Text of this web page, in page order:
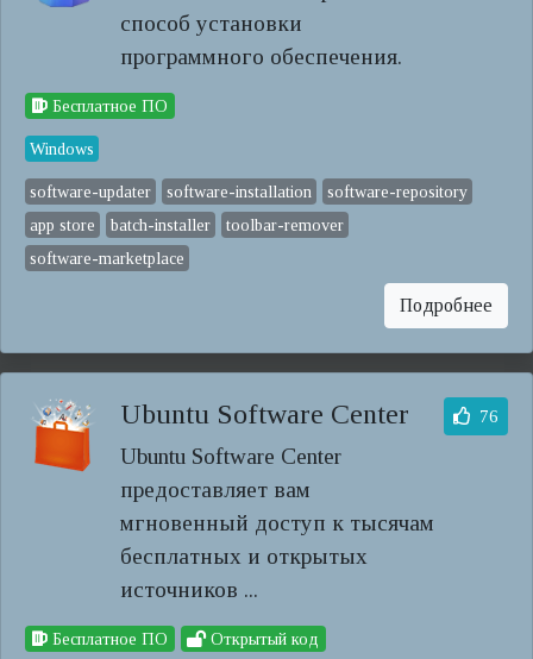
способ установки
программного обеспечения.
Бесплатное ПО
Windows
software-updater software-installation
software-repository
app store
batch-installer
toolbar-remover
software-marketplace
Подробнее
Ubuntu Software Center
Ubuntu Software Center
предоставляет вам
мгновенный доступ к тысячам
бесплатных и открытых
источников ...
76
Бесплатное ПО Открытый код